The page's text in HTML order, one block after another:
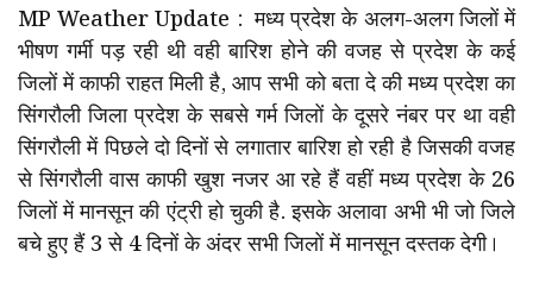
MP Weather Update : मध्य प्रदेश के अलग-अलग जिलों में
भीषण गर्मी पड़ रही थी वही बारिश होने की वजह से प्रदेश के कई
जिलों में काफी राहत मिली है, आप सभी को बता दे की मध्य प्रदेश का
सिंगरौली जिला प्रदेश के सबसे गर्म जिलों के दूसरे नंबर पर था वही
सिंगरौली में पिछले दो दिनों से लगातार बारिश हो रही है जिसकी वजह
से सिंगरौली वास काफी खुश नजर आ रहे हैं वहीं मध्य प्रदेश के 26
जिलों में मानसून की एंट्री हो चुकी है. इसके अलावा अभी भी जो जिले
बचे हुए हैं 3 से 4 दिनों के अंदर सभी जिलों में मानसून दस्तक देगी।